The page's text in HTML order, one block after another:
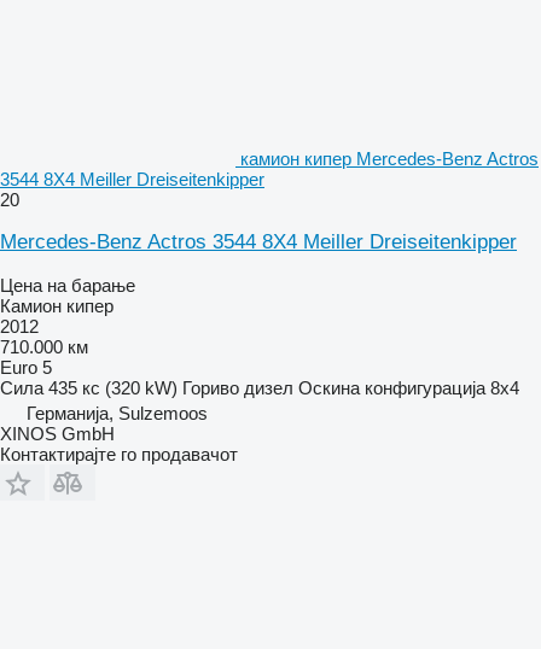
камион кипер Mercedes-Benz Actros
3544 8X4 Meiller Dreiseitenkipper
20
Mercedes-Benz Actros 3544 8X4 Meiller Dreiseitenkipper
Цена на барање
Камион кипер
2012
710.000 км
Euro 5
Сила 435 кс (320 kW) Гориво дизел Оскина конфигурација 8x4
Германија, Sulzemoos
XINOS GmbH
Контактирајте го продавачот